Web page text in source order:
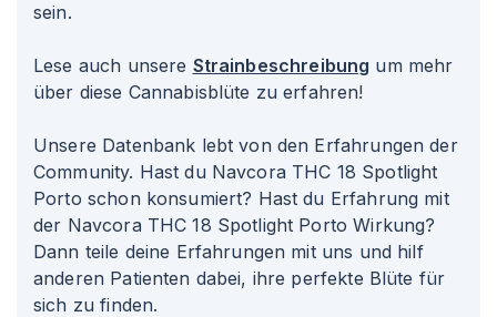
sein.
Lese auch unsere Strainbeschreibung um mehr
über diese Cannabisblüte zu erfahren!
Unsere Datenbank lebt von den Erfahrungen der
Community. Hast du Navcora THC 18 Spotlight
Porto schon konsumiert? Hast du Erfahrung mit
der Navcora THC 18 Spotlight Porto Wirkung?
Dann teile deine Erfahrungen mit uns und hilf
anderen Patienten dabei, ihre perfekte Blüte für
sich zu finden.